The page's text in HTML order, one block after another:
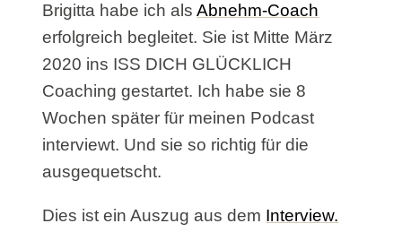
Brigitta habe ich alsAbnehm-Coach
erfolgreich begleitet. Sie ist Mitte März
2020 ins ISS DICH GLÜCKLICH
Coaching gestartet. Ich habe sie 8
Wochen später für meinen Podcast
interviewt. Und sie so richtig für die
ausgequetscht.
Dies ist ein Auszug aus dem Interview.